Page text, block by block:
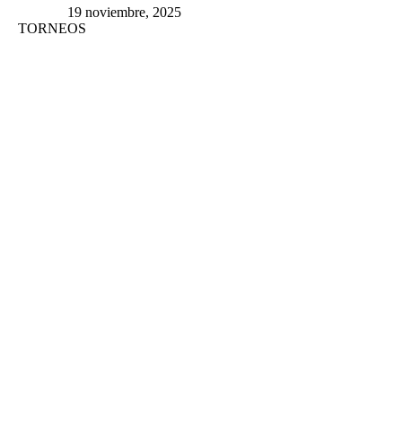
19 noviembre, 2025
TORNEOS